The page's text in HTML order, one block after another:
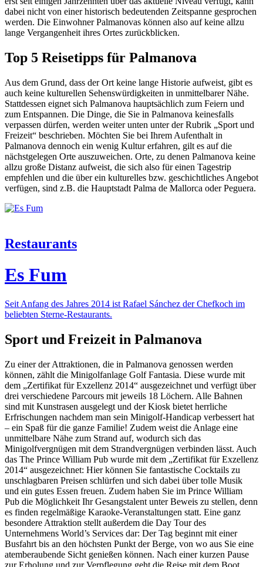
dabei nicht von einer historisch bedeutenden Zeitspanne gesprochen
werden. Die Einwohner Palmanovas können also auf keine allzu
lange Vergangenheit ihres Ortes zurückblicken.
Top 5 Reisetipps für Palmanova
Aus dem Grund, dass der Ort keine lange Historie aufweist, gibt es
auch keine kulturellen Sehenswürdigkeiten in unmittelbarer Nähe.
Stattdessen eignet sich Palmanova hauptsächlich zum Feiern und
zum Entspannen. Die Dinge, die Sie in Palmanova keinesfalls
verpassen dürfen, werden weiter unten unter der Rubrik „Sport und
Freizeit“ beschrieben. Möchten Sie bei Ihrem Aufenthalt in
Palmanova dennoch ein wenig Kultur erfahren, gilt es auf die
nächstgelegen Orte auszuweichen. Orte, zu denen Palmanova keine
allzu große Distanz aufweist, die sich also für einen Tagestrip
empfehlen und die über ein kulturelles bzw. geschichtliches Angebot
verfügen, sind z.B. die Hauptstadt Palma de Mallorca oder Peguera.
Restaurants
Es Fum
Seit Anfang des Jahres 2014 ist Rafael Sánchez der Chefkoch im
beliebten Sterne-Restaurants.
Sport und Freizeit in Palmanova
Zu einer der Attraktionen, die in Palmanova genossen werden
können, zählt die Minigolfanlage Golf Fantasia. Diese wurde mit
dem „Zertifikat für Exzellenz 2014“ ausgezeichnet und verfügt über
drei verschiedene Parcours mit jeweils 18 Löchern. Alle Bahnen
sind mit Kunstrasen ausgelegt und der Kiosk bietet herrliche
Erfrischungen nachdem man sein Minigolf-Handicap verbessert hat
– ein Spaß für die ganze Familie! Zudem weist die Anlage eine
unmittelbare Nähe zum Strand auf, wodurch sich das
Minigolfvergnügen mit dem Strandvergnügen verbinden lässt. Auch
das The Prince William Pub wurde mit dem „Zertifikat für Exzellenz
2014“ ausgezeichnet: Hier können Sie fantastische Cocktails zu
unschlagbaren Preisen schlürfen und sich dabei über tolle Musik
und ein gutes Essen freuen. Zudem haben Sie im Prince William
Pub die Möglichkeit Ihr Gesangstalent unter Beweis zu stellen, denn
es finden regelmäßige Karaoke-Veranstaltungen statt. Eine ganz
besondere Attraktion stellt außerdem die Day Tour des
Unternehmens World’s Services dar: Der Tag beginnt mit einer
Busfahrt bis an den höchsten Punkt der Berge, von wo aus Sie eine
atemberaubende Sicht genießen können. Nach einer kurzen Pause
zur Erholung und zur Verpflegung geht die Reise mit dem Boot